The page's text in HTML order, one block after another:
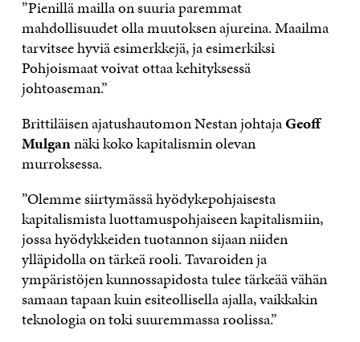
”Pienillä mailla on suuria paremmat
mahdollisuudet olla muutoksen ajureina. Maailma
tarvitsee hyviä esimerkkejä, ja esimerkiksi
Pohjoismaat voivat ottaa kehityksessä
johtoaseman.”
Brittiläisen ajatushautomon Nestan johtajaGeoff
Mulgannäki koko kapitalismin olevan
murroksessa.
”Olemme siirtymässä hyödykepohjaisesta
kapitalismista luottamuspohjaiseen kapitalismiin,
jossa hyödykkeiden tuotannon sijaan niiden
ylläpidolla on tärkeä rooli. Tavaroiden ja
ympäristöjen kunnossapidosta tulee tärkeää vähän
samaan tapaan kuin esiteollisella ajalla, vaikkakin
teknologia on toki suuremmassa roolissa.”